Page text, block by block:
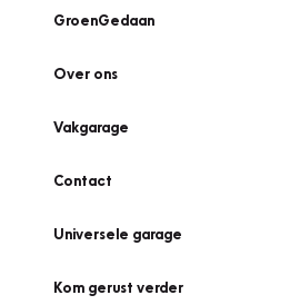
GroenGedaan
Over ons
Vakgarage
Contact
Universele garage
Kom gerust verder